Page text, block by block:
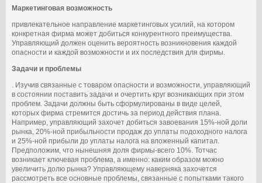
Маркетинговая возможность
привлекательное направление маркетинговых усилий, на котором
конкретная фирма может добиться конкурентного преимущества.
Управляющий должен оценить вероятность возникновения каждой
опасности и каждой возможности и их последствия для фирмы.
Задачи и проблемы
. Изучив связанные с товаром опасности и возможности, управляющий
в состоянии поставить задачи и очертить круг возникающих при этом
проблем. Задачи должны быть сформулированы в виде целей,
которых фирма стремится достичь за период действия плана.
Например, управляющий захочет добиться завоевания 15%-ной доли
рынка, 20%-ной прибыльности продаж до уплаты подоходного налога
и 25%-ной прибыли до уплаты налога на вложенный капитал.
Предположим, что нынешняя доля фирмы-всего 10%. Тотчас
возникает ключевая проблема, а именно: каким образом можно
увеличить долю рынка? Управляющему наверняка захочется
рассмотреть все основные проблемы, связанные с попытками такого